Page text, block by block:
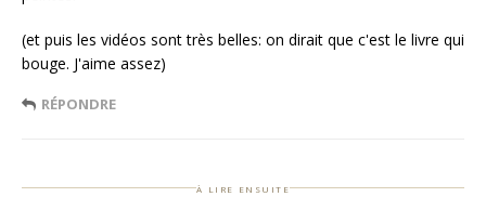
(et puis les vidéos sont très belles: on dirait que c'est le livre qui
bouge. J'aime assez)
RÉPONDRE
à lire ensuite